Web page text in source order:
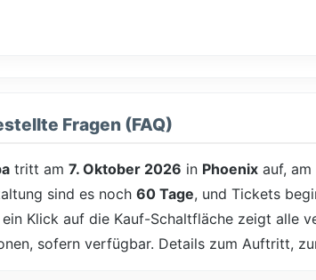
Fragen (FAQ)
tritt am 7. Oktober 2026 in Phoenix auf,
sind es noch 60 Tage, und Tickets
Klick auf die Kauf-Schaltfläche zeigt alle
sofern verfügbar. Details zum Auftritt,